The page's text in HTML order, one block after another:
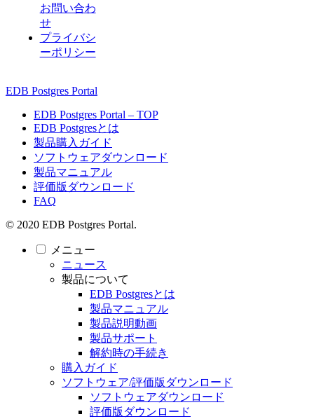
お問い合わ
せ
プライバシ
ーポリシー
EDB Postgres Portal
EDB Postgres Portal – TOP
EDB Postgresとは
製品購入ガイド
ソフトウェアダウンロード
製品マニュアル
評価版ダウンロード
FAQ
© 2020 EDB Postgres Portal.
メニュー
ニュース
製品について
EDB Postgresとは
製品マニュアル
製品説明動画
製品サポート
解約時の手続き
購入ガイド
ソフトウェア/評価版ダウンロード
ソフトウェアダウンロード
評価版ダウンロード